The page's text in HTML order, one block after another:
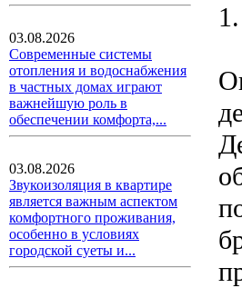
03.08.2026
Современные системы
отопления и водоснабжения
в частных домах играют
важнейшую роль в
обеспечении комфорта,...
03.08.2026
Звукоизоляция в квартире
является важным аспектом
комфортного проживания,
особенно в условиях
городской суеты и...